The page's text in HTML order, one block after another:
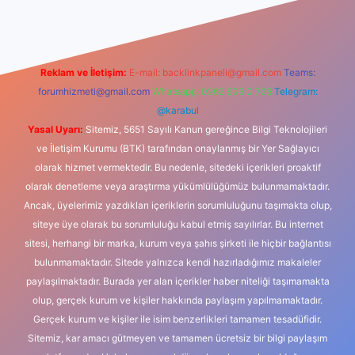
Reklam ve İletişim: E-mail: backlinkpaneli@gmail.com Teams:
forumhizmeti@gmail.com Whatsapp: 0262 606 0 726 Telegram:
@karabul
Yasal Uyarı: Sitemiz, 5651 Sayılı Kanun gereğince Bilgi Teknolojileri
ve İletişim Kurumu (BTK) tarafından onaylanmış bir Yer Sağlayıcı
olarak hizmet vermektedir. Bu nedenle, sitedeki içerikleri proaktif
olarak denetleme veya araştırma yükümlülüğümüz bulunmamaktadır.
Ancak, üyelerimiz yazdıkları içeriklerin sorumluluğunu taşımakta olup,
siteye üye olarak bu sorumluluğu kabul etmiş sayılırlar. Bu internet
sitesi, herhangi bir marka, kurum veya şahıs şirketi ile hiçbir bağlantısı
bulunmamaktadır. Sitede yalnızca kendi hazırladığımız makaleler
paylaşılmaktadır. Burada yer alan içerikler haber niteliği taşımamakta
olup, gerçek kurum ve kişiler hakkında paylaşım yapılmamaktadır.
Gerçek kurum ve kişiler ile isim benzerlikleri tamamen tesadüfidir.
Sitemiz, kar amacı gütmeyen ve tamamen ücretsiz bir bilgi paylaşım